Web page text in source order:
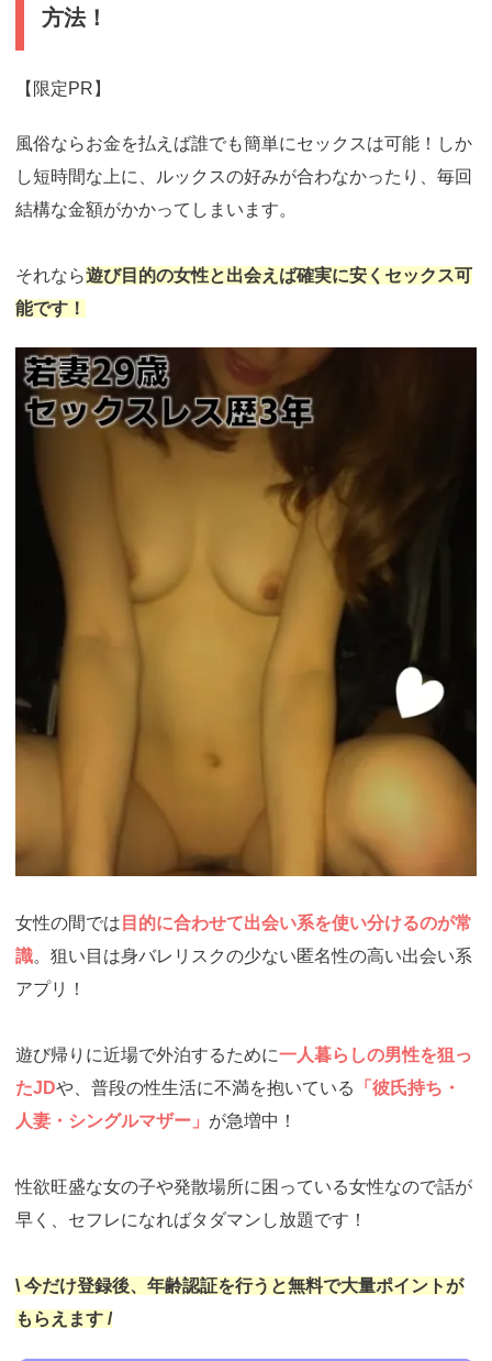
方法！
【限定PR】
風俗ならお金を払えば誰でも簡単にセックスは可能！しか
し短時間な上に、ルックスの好みが合わなかったり、毎回
結構な金額がかかってしまいます。
それなら遊び目的の女性と出会えば確実に安くセックス可
能です！
https://pcmax.jp/lp/?
ad_id=rm327007
女性の間では 目的に合わせて出会い系を使い分けるのが常
識。狙い目は身バレリスクの少ない匿名性の高い出会い系
アプリ！
遊び帰りに近場で外泊するために一人暮らしの男性を狙っ
たJDや、普段の性生活に不満を抱いている
「彼氏持ち・
人妻・シングルマザー」 が急増中！
性欲旺盛な女の子や発散場所に困っている女性なので話が
早く、セフレになればタダマンし放題です！
\ 今だけ登録後、年齢認証を行うと無料で大量ポイントが
もらえます /